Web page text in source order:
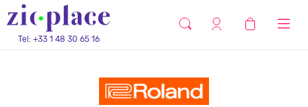
Tel: +33 1 48 30 65 16